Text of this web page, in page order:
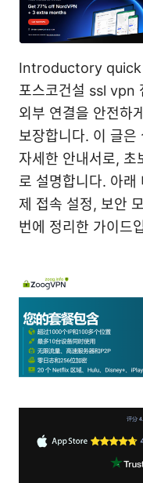
Introductory
포스코건설 ssl vpn
외부 연결을 안전하
보장합니다. 이 글은
자세한 안내서로, 초
로 설명합니다. 아래
제 접속 설정, 보안
번에 정리한 가이드